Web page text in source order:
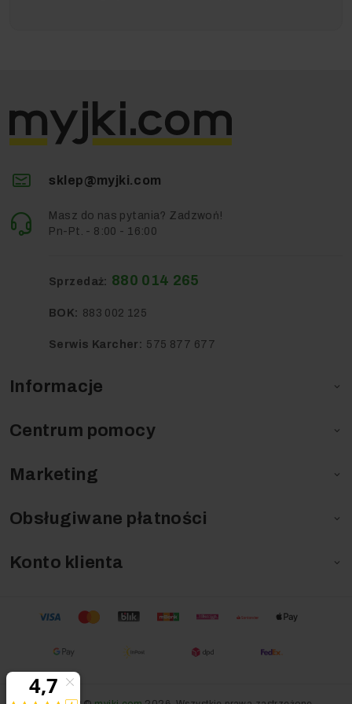
Twojego sprzętu to dla Ciebie strata pieniędzy.
Przedmiotem sprzedaży w niniejszej ofercie jest: 1x
Odkurzacz uniwersalny Kärcher NT 90/2 Me Classic w
wyposażeniu standardowym (dokładne wyszczególnienie w
Informacje 
Centrum pomocy 
Marketing 
Obsługiwane płatności 
Konto klienta 
sklep@myjki.com
Masz do nas pytania? Zadzwoń!
Pn-Pt. - 8:00 - 16:00
Sprzedaż: 880 014 265
BOK: 883 002 125
Serwis Karcher: 575 877 677